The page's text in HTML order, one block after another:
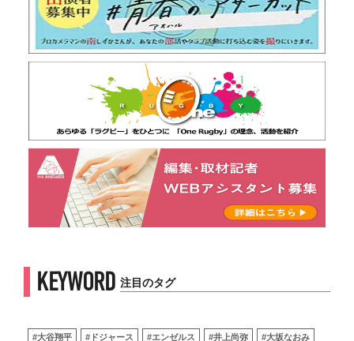
KEYWORD 注目のタグ
#大谷翔平 #ドジャース #エンゼルス #井上尚弥 #大坂なおみ